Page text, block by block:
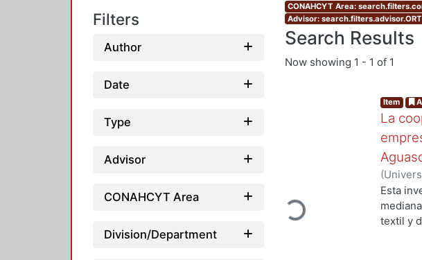
Filters
Author
Date
Type
Advisor
CONAHCYT Area
Division/Department
CONAHCYT Area:
Advisor:
Search Results
Now showing 1 - 1 of 1
Loading...
Item
La
(
de
Esta
textil y